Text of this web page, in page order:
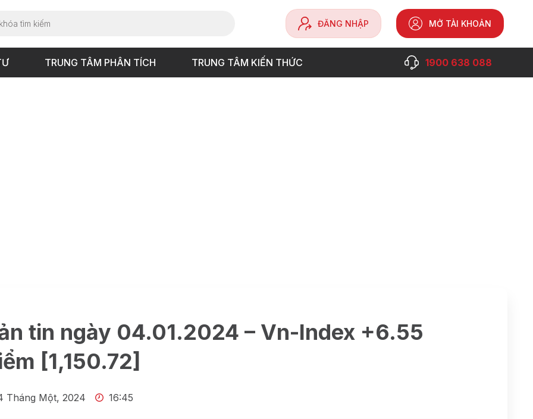
ĐĂNG NHẬP MỞ TÀI KHOẢN
TRUNG TÂM PHÂN TÍCH TRUNG TÂM KIẾN THỨC 1900 638 088
tin ngày 04.01.2024 – Vn-Index +6.55
[1,150.72]
Tháng Một, 2024 16:45